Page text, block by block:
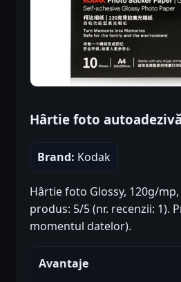
Hârtie foto
Brand: Kodak
Hârtie foto Glossy, 120g/
produs: 5/5 (nr. recenzii: 1).
momentul datelor).
Avantaje